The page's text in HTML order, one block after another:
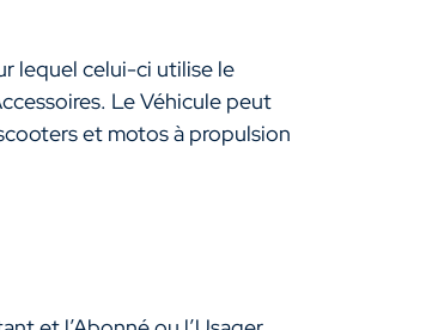
lequel celui-ci utilise le
Le Véhicule peut
et motos à propulsion